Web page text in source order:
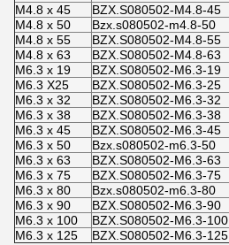
M4.8 x 45
BZX.S080502-M4.8-45
M4.8 x 50
Bzx.s080502-m4.8-50
M4.8 x 55
BZX.S080502-M4.8-55
M4.8 x 63
BZX.S080502-M4.8-63
M6.3 x 19
BZX.S080502-M6.3-19
M6.3 X25
BZX.S080502-M6.3-25
M6.3 x 32
BZX.S080502-M6.3-32
M6.3 x 38
BZX.S080502-M6.3-38
M6.3 x 45
BZX.S080502-M6.3-45
M6.3 x 50
Bzx.s080502-m6.3-50
M6.3 x 63
BZX.S080502-M6.3-63
M6.3 x 75
BZX.S080502-M6.3-75
M6.3 x 80
Bzx.s080502-m6.3-80
M6.3 x 90
BZX.S080502-M6.3-90
M6.3 x 100
BZX.S080502-M6.3-100
M6.3 x 125
BZX.S080502-M6.3-125